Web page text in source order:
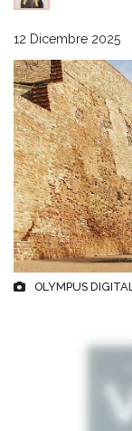
12 Dicembre 2025
OLYMPUS